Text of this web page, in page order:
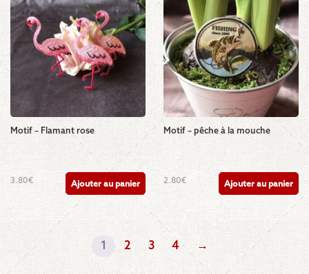
Motif – Flamant rose
3.80€ Ajouter au panier
Motif – pêche à la mouche
2.80€ Ajouter au panier
1 2 3 4 →